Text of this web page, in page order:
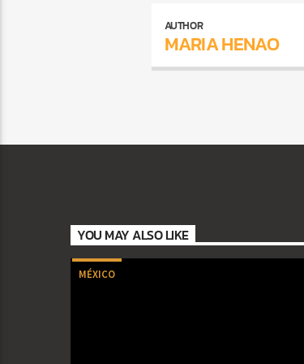
AUTHOR
MARIA HENAO
YOU MAY ALSO LIKE
MÉXICO